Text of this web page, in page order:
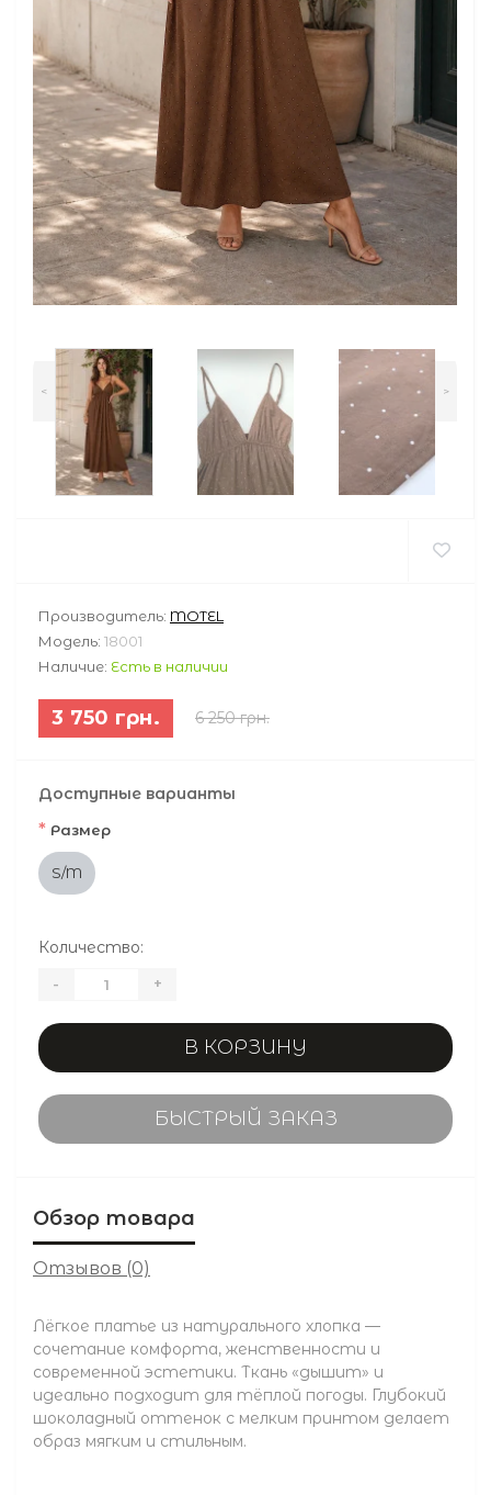
< >
Производитель: MOTEL
Модель: 18001
Наличие: Есть в наличии
3 750 грн. 6 250 грн.
Доступные варианты
* Размер
S/M
Количество:
- +
В КОРЗИНУ
БЫСТРЫЙ ЗАКАЗ
Обзор товара
Отзывов (0)
Лёгкое платье из натурального хлопка —
сочетание комфорта, женственности и
современной эстетики. Ткань «дышит» и
идеально подходит для тёплой погоды. Глубокий
шоколадный оттенок с мелким принтом делает
образ мягким и стильным.